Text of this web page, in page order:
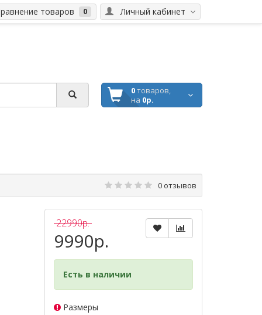
Личный кабинет
товаров 0
0товаров,
на 0р.
0 отзывов
22990р.
9990р.
Есть в наличии
Размеры